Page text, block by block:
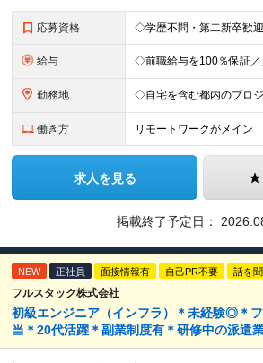
応募資格
給与
勤務地
働き方 リモートワークがメイン
求人を見る
掲載終了予定日：
NEW 正社員 面接情報有 自己PR不要 話を
フルスタック株式会社
初級エンジニア（インフラ）＊未経験◎＊
当＊20代活躍＊副業制度有＊研修中の派遣